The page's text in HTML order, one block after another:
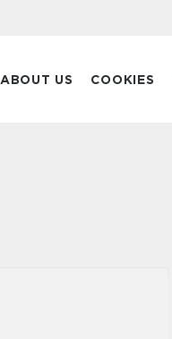
ABOUT US COOKIES